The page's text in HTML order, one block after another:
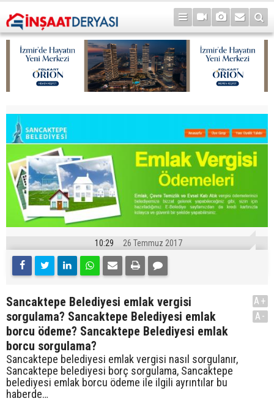
10:29 26 Temmuz 2017
Sancaktepe Belediyesi emlak vergisi
sorgulama? Sancaktepe Belediyesi emlak
borcu ödeme? Sancaktepe Belediyesi emlak
borcu sorgulama?
Sancaktepe belediyesi emlak vergisi nasıl sorgulanır,
Sancaktepe belediyesi borç sorgulama, Sancaktepe
belediyesi emlak borcu ödeme ile ilgili ayrıntılar bu
haberde…
A+
A-